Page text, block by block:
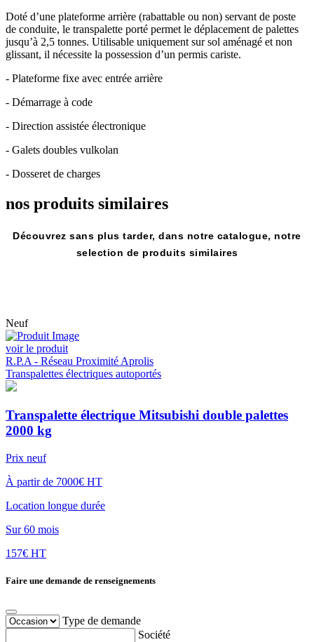
Doté d’une plateforme arrière (rabattable ou non) servant de poste
de conduite, le transpalette porté permet le déplacement de palettes
jusqu’à 2,5 tonnes. Utilisable uniquement sur sol aménagé et non
glissant, il nécessite la possession d’un permis cariste.
- Plateforme fixe avec entrée arrière
- Démarrage à code
- Direction assistée électronique
- Galets doubles vulkolan
- Dosseret de charges
nos produits similaires
Découvrez sans plus tarder, dans notre catalogue, notre
selection de produits similaires
Neuf
voir le produit
R.P.A - Réseau Proximité Aprolis
Transpalettes électriques autoportés
Transpalette électrique Mitsubishi double palettes
2000 kg
Prix neuf
À partir de 7000€ HT
Location longue durée
Sur 60 mois
157€ HT
Faire une demande de renseignements
Type de demande
Société